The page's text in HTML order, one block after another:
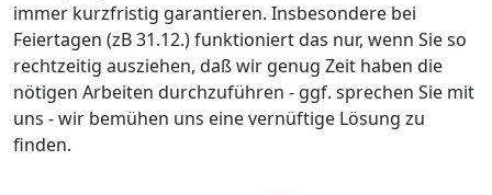
immer kurzfristig garantieren. Insbesondere bei
Feiertagen (zB 31.12.) funktioniert das nur, wenn Sie so
rechtzeitig ausziehen, daß wir genug Zeit haben die
nötigen Arbeiten durchzuführen - ggf. sprechen Sie mit
uns - wir bemühen uns eine vernüftige Lösung zu
finden.